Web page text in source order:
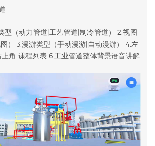
型（动力管道|工艺管道|制冷管道） 2.视图
） 3.漫游类型（手动漫游|自动漫游） 4.左
上角-课程列表 6.工业管道整体背景语音讲解